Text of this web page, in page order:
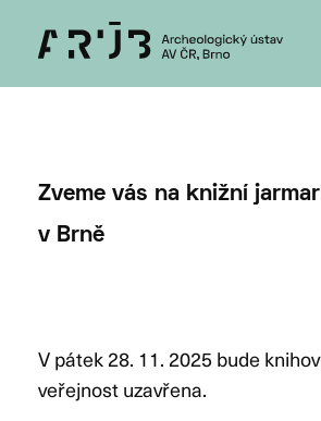
Zveme vás na knižní
v Brně
V pátek 28. 11. 2025 bude
veřejnost uzavřena.